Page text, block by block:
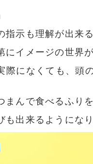
指示も理解が出来
にイメージの世界
際になくても、頭
まんで食べるふり
も出来るようにな